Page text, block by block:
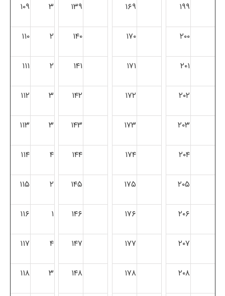
۱۹۹ ۱۶۹ ۱۳۹ ۳ ۱۰۹
۲۰۰ ۱۷۰ ۱۴۰ ۲ ۱۱۰
۲۰۱ ۱۷۱ ۱۴۱ ۲ ۱۱۱
۲۰۲ ۱۷۲ ۱۴۲ ۳ ۱۱۲
۲۰۳ ۱۷۳ ۱۴۳ ۳ ۱۱۳
۲۰۴ ۱۷۴ ۱۴۴ ۴ ۱۱۴
۲۰۵ ۱۷۵ ۱۴۵ ۲ ۱۱۵
۲۰۶ ۱۷۶ ۱۴۶ ۱ ۱۱۶
۲۰۷ ۱۷۷ ۱۴۷ ۴ ۱۱۷
۲۰۸ ۱۷۸ ۱۴۸ ۳ ۱۱۸